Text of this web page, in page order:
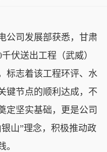
司发展部获悉，甘肃
伏送出工程（武威）
标志着该工程环评、水
键节点的顺利达成，不
定坚实基础，更是公司
山”理念，积极推动政
。